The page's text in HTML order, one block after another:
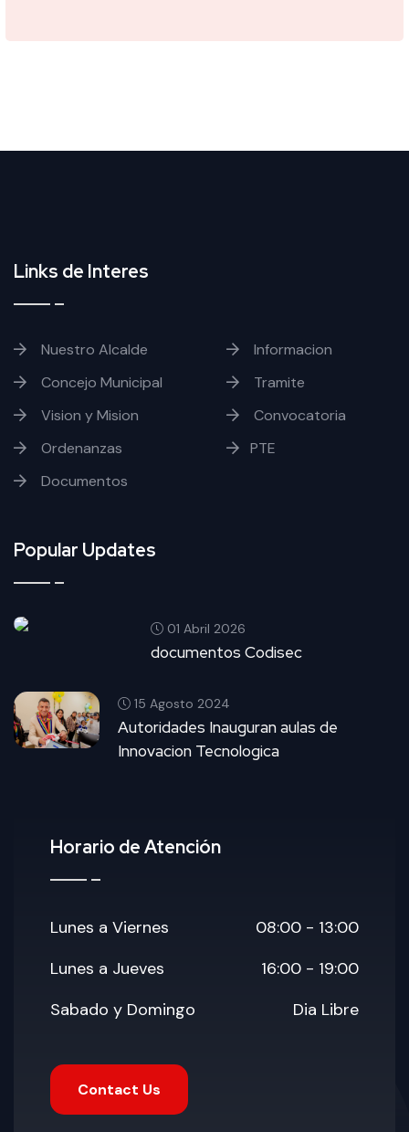
Links de Interes
Nuestro Alcalde
Concejo Municipal
Vision y Mision
Ordenanzas
Documentos
Informacion
Tramite
Convocatoria
PTE
Horario de Atención
Lunes a Viernes
08:00 - 13:00
Lunes a Jueves
16:00 - 19:00
Sabado y Domingo
Dia Libre
Contact Us
Popular Updates
01 Abril 2026
documentos Codisec
15 Agosto 2024
Autoridades Inauguran aulas de
Innovacion Tecnologica